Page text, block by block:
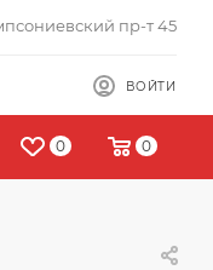
пр-т 45
ВОЙТИ
0 0